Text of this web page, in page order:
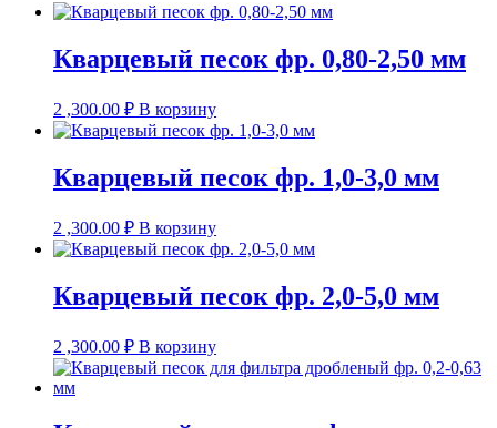
Кварцевый песок фр. 0,80-2,50 мм
2 ,300.00 ₽ В корзину
Кварцевый песок фр. 1,0-3,0 мм
2 ,300.00 ₽ В корзину
Кварцевый песок фр. 2,0-5,0 мм
2 ,300.00 ₽ В корзину